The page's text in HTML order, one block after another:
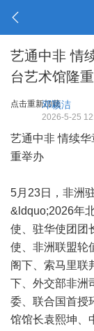
艺通中非 情
台艺术馆隆
点击重新加载
邓颖洁
2026-5-25
艺通中非 情续
重举办
5月23日，非洲
&ldquo;2026年
使、驻华使团团
使、非洲联盟轮
阁下、索马里联
下、外交部非洲
委、联合国首授
馆馆长袁熙坤、